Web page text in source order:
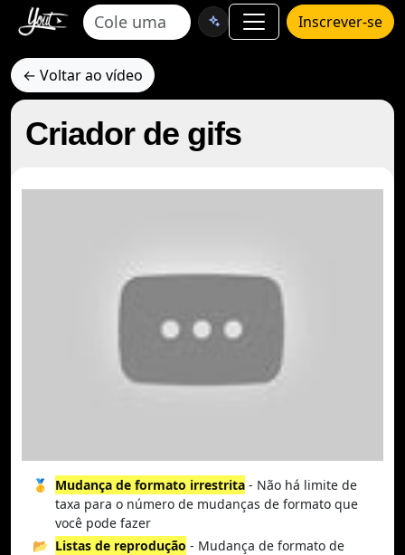
Inscrever-se
← Voltar ao vídeo
Criador de gifs
🥇 Mudança de formato irrestrita - Não há limite de
taxa para o número de mudanças de formato que
você pode fazer
📂 Listas de reprodução - Mudança de formato de